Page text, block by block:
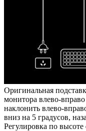
Оригинальная
монитора влево-
наклонить влево-
вниз на 5 градусов,
Регулировка по высоте